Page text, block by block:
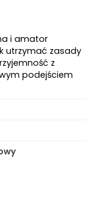
i amator
utrzymać zasady
z
podejściem